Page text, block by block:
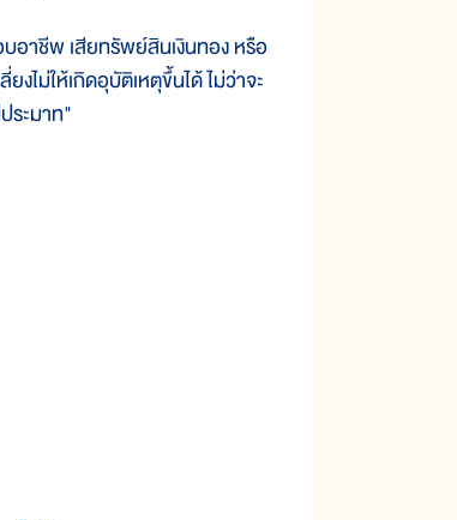
อาชีพ เสียทรัพย์สินเงินทอง หรือ
ไม่ให้เกิดอุบัติเหตุขึ้นได้ ไม่ว่าจะ
ระมาท"